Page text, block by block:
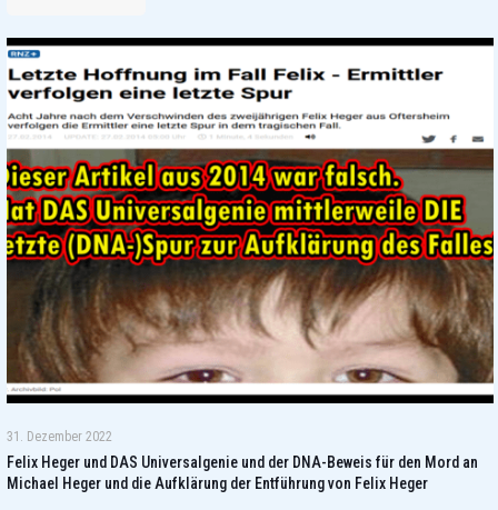
31. Dezember 2022
Felix Heger und DAS Universalgenie und der DNA-Beweis für den Mord an
Michael Heger und die Aufklärung der Entführung von Felix Heger